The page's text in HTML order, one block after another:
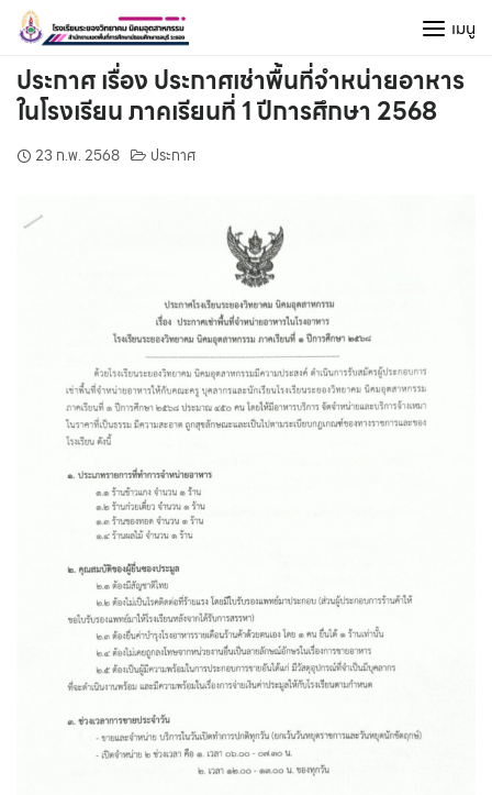
Skip
content
เมนู
ประกาศ เรื่อง ประกาศเช่าพื้นที่จำหน่ายอาหาร
ในโรงเรียน ภาคเรียนที่ 1 ปีการศึกษา 2568
23 ก.พ. 2568 ประกาศ